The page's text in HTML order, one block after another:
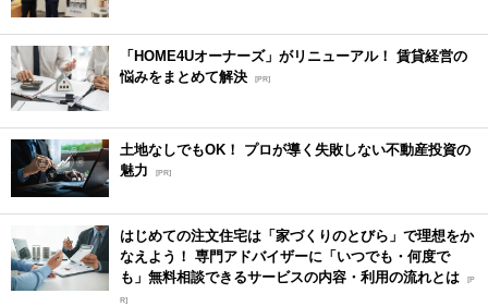
「HOME4Uオーナーズ」がリニューアル！ 賃貸経営の
悩みをまとめて解決 [PR]
土地なしでもOK！ プロが導く失敗しない不動産投資の
魅力
[PR]
はじめての注文住宅は「家づくりのとびら」で理想をか
なえよう！ 専門アドバイザーに「いつでも・何度で
も」無料相談できるサービスの内容・利用の流れとは [P
R]